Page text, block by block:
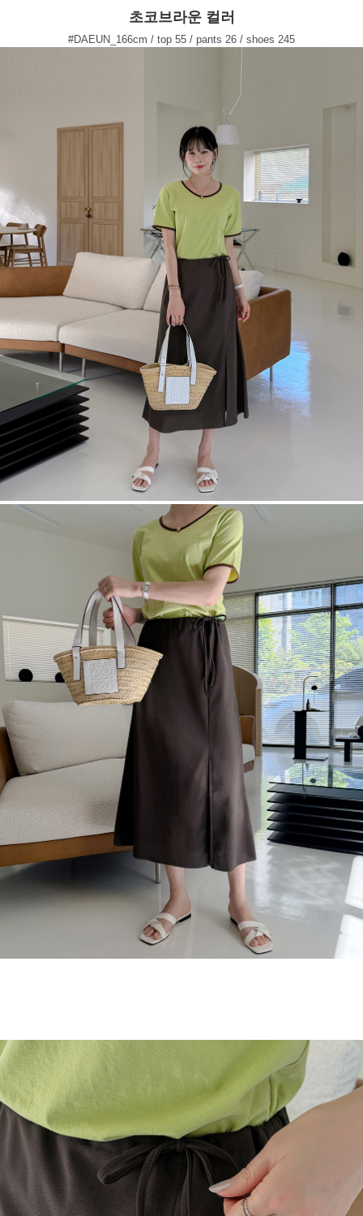
초코브라운 컬러
#DAEUN_166cm / top 55 / pants 26 / shoes 245